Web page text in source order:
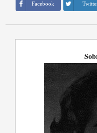
Facebook